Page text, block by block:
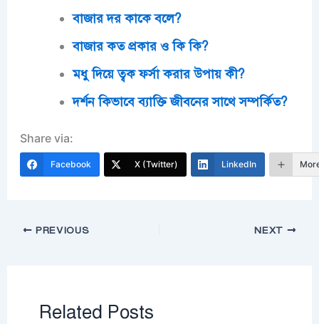
বাজার দর কাকে বলে?
বাজার কত প্রকার ও কি কি?
মধু দিয়ে ত্বক ফর্সা করার উপায় কী?
দর্শন কিভাবে ব্যাক্তি জীবনের সাথে সম্পর্কিত?
Share via:
Facebook X (Twitter) LinkedIn
PREVIOUS NEXT
Related Posts